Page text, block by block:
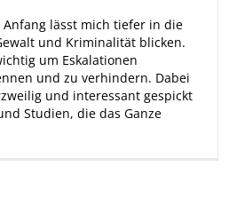
lässt mich tiefer in die
und Kriminalität blicken.
um Eskalationen
und zu verhindern. Dabei
und interessant gespickt
Studien, die das Ganze